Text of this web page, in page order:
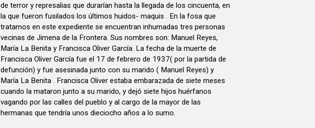
de terror y represalias que durarían hasta la llegada de los cincuenta, en
la que fueron fusilados los últimos huidos- maquis . En la fosa que
tratamos en este expediente se encuentran inhumadas tres personas
vecinas de Jimena de la Frontera. Sus nombres son: Manuel Reyes,
María La Benita y Francisca Oliver García. La fecha de la muerte de
Francisca Oliver García fue el 17 de febrero de 1937( por la partida de
defunción) y fue asesinada junto con su marido ( Manuel Reyes) y
María La Benita . Francisca Oliver estaba embarazada de siete meses
cuando la mataron junto a su marido, y dejó siete hijos huérfanos
vagando por las calles del pueblo y al cargo de la mayor de las
hermanas que tendría unos dieciocho años a lo sumo.